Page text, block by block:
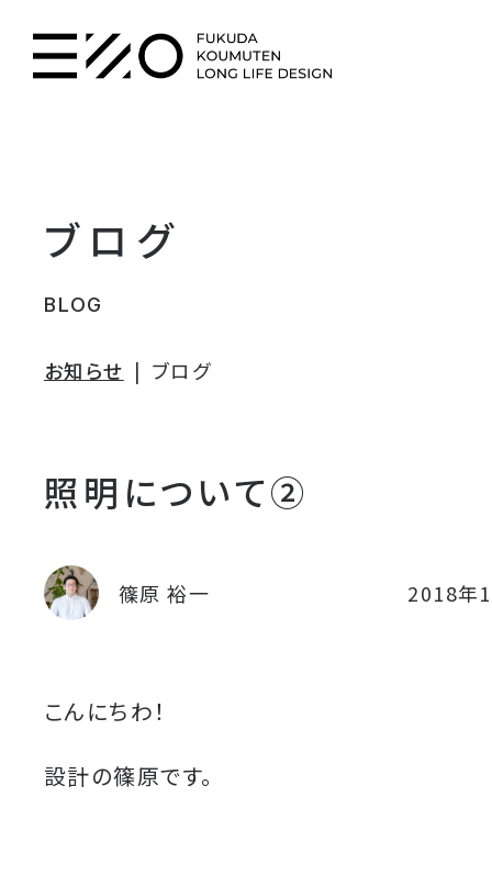
ブログ
BLOG
お知らせ ブログ
照明について②
2018年
篠原 裕一
こんにちわ！
設計の篠原です。